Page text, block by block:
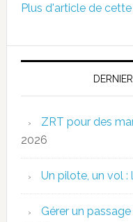
Plus d'article de
ZRT pour des
2026
Un pilote, un vol :
Gérer un